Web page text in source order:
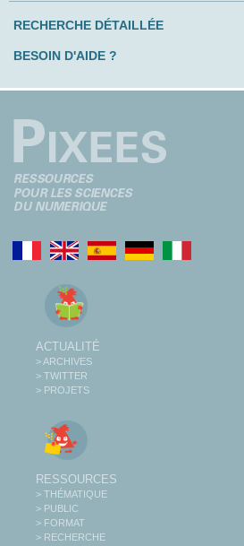
RECHERCHE DÉTAILLÉE
BESOIN D'AIDE ?
ACTUALITÉ
> ARCHIVES
> TWITTER
> PROJETS
RESSOURCES
> THÉMATIQUE
> PUBLIC
> FORMAT
> RECHERCHE